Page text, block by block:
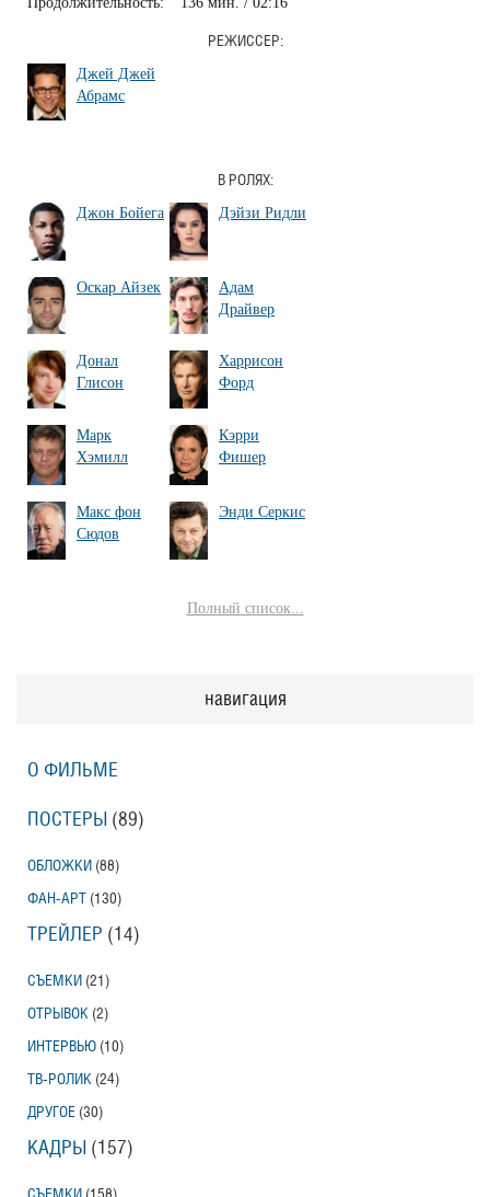
РЕЖИССЕР:
Джей Джей
Абрамс
В РОЛЯХ:
Джон Бойега Дэйзи Ридли
Оскар Айзек
Адам
Драйвер
Донал
Глисон
Харрисон
Форд
Марк
Хэмилл
Кэрри
Фишер
Макс фон
Сюдов
Энди Серкис
Полный список...
навигация
О ФИЛЬМЕ
ПОСТЕРЫ (89)
ОБЛОЖКИ (88)
ФАН-АРТ (130)
ТРЕЙЛЕР (14)
СЪЕМКИ (21)
ОТРЫВОК (2)
ИНТЕРВЬЮ (10)
ТВ-РОЛИК (24)
ДРУГОЕ (30)
КАДРЫ (157)
СЪЕМКИ (158)